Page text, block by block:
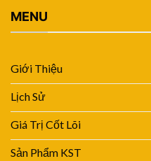
MENU
Giới Thiệu
Lịch Sử
Giá Trị Cốt Lõi
Sản Phẩm KST